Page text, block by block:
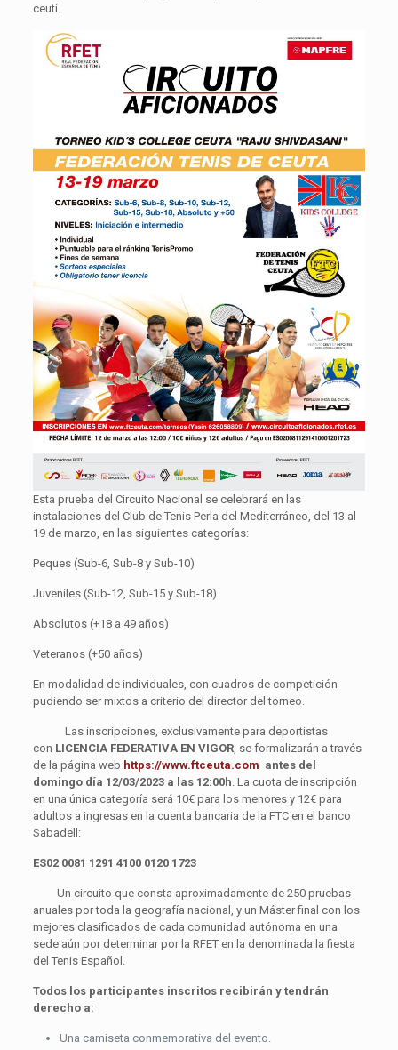
ceutí.
Esta prueba del Circuito Nacional se celebrará en las
instalaciones del Club de Tenis Perla del Mediterráneo, del 13 al
19 de marzo, en las siguientes categorías:
Peques (Sub-6, Sub-8 y Sub-10)
Juveniles (Sub-12, Sub-15 y Sub-18)
Absolutos (+18 a 49 años)
Veteranos (+50 años)
En modalidad de individuales, con cuadros de competición
pudiendo ser mixtos a criterio del director del torneo.
Las inscripciones, exclusivamente para deportistas
con LICENCIA FEDERATIVA EN VIGOR, se formalizarán a través
de la página web https://www.ftceuta.com antes del
domingo día 12/03/2023 a las 12:00h. La cuota de inscripción
en una única categoría será 10€ para los menores y 12€ para
adultos a ingresas en la cuenta bancaria de la FTC en el banco
Sabadell:
ES02 0081 1291 4100 0120 1723
Un circuito que consta aproximadamente de 250 pruebas
anuales por toda la geografía nacional, y un Máster final con los
mejores clasificados de cada comunidad autónoma en una
sede aún por determinar por la RFET en la denominada la fiesta
del Tenis Español.
Todos los participantes inscritos recibirán y tendrán
derecho a:
Una camiseta conmemorativa del evento.